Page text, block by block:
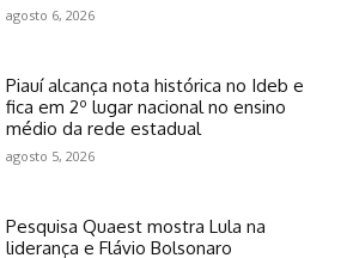
agosto 6, 2026
Piauí alcança nota histórica no Ideb e
fica em 2º lugar nacional no ensino
médio da rede estadual
agosto 5, 2026
Pesquisa Quaest mostra Lula na
liderança e Flávio Bolsonaro